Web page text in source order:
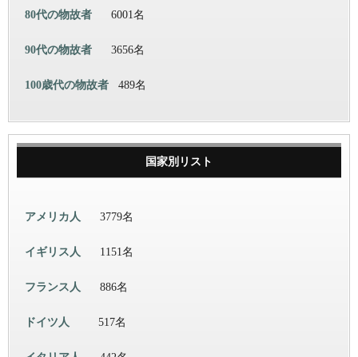
80代の物故者 6001名
90代の物故者 3656名
100歳代の物故者 489名
国家別リスト
アメリカ人 3779名
イギリス人 1151名
フランス人 886名
ドイツ人 517名